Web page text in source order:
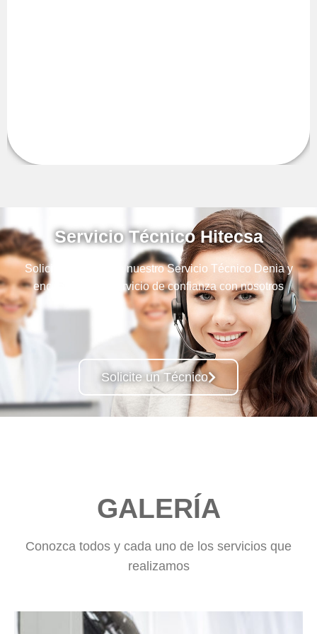
Servicio Técnico Hitecsa
Solicite la ayuda de nuestro Servicio Técnico Denia y
encuentre a su servicio de confianza con nosotros
Solicite un Técnico
GALERÍA
Conozca todos y cada uno de los servicios que
realizamos